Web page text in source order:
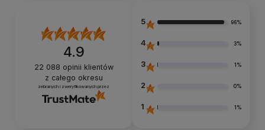
4.9
22 088 opinii klientów
z całego okresu
zebranych i zweryfikowanych przez
5 96%
4 3%
3 1%
2 0%
1 1%